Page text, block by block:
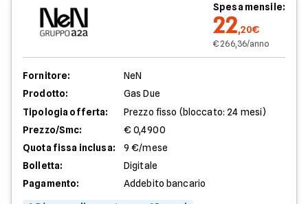
Spesa mensile:
22,20€
€ 266,36/anno
Fornitore:
NeN
Prodotto:
Gas Due
Tipologia offerta:
Prezzo fisso (bloccato: 24 mesi)
Prezzo/Smc:
€ 0,4900
Quota fissa inclusa:
9 €/mese
Bolletta:
Digitale
Pagamento:
Addebito bancario